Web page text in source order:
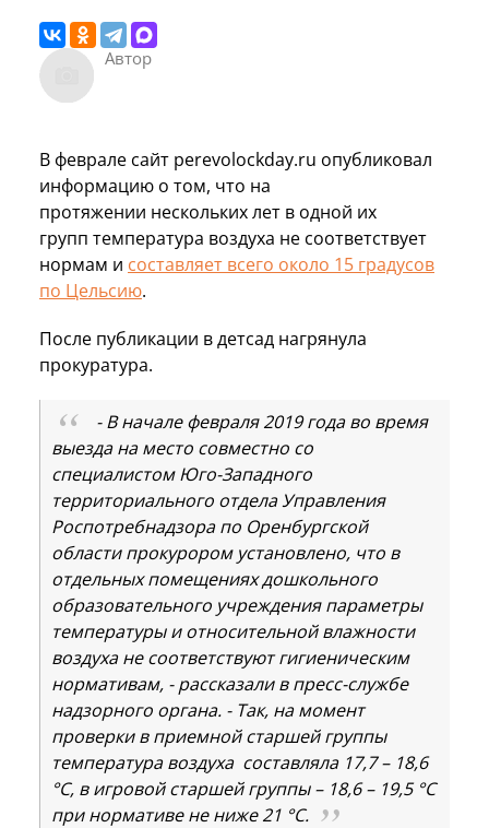
Автор
В феврале сайт perevolockday.ru опубликовал
информацию о том, что на
протяжении нескольких лет в одной их
групп температура воздуха не соответствует
нормам и составляет всего около 15 градусов
по Цельсию.
После публикации в детсад нагрянула
прокуратура.
- В начале февраля 2019 года во время
выезда на место совместно со
специалистом Юго-Западного
территориального отдела Управления
Роспотребнадзора по Оренбургской
области прокурором установлено, что в
отдельных помещениях дошкольного
образовательного учреждения параметры
температуры и относительной влажности
воздуха не соответствуют гигиеническим
нормативам, - рассказали в пресс-службе
надзорного органа. - Так, на момент
проверки в приемной старшей группы
температура воздуха составляла 17,7 – 18,6
°С, в игровой старшей группы – 18,6 – 19,5 °С
при нормативе не ниже 21 °С.